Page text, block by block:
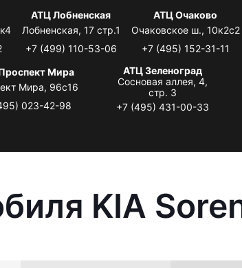
АТЦ Лобненская
Лобненская, 17 стр.1
+7 (499) 110-53-06
АТЦ Очаково
Очаковское ш., 10к2с2
+7 (495) 152-31-11
Мира
Мира, 96с16
023-42-98
АТЦ Зеленоград
Сосновая аллея, 4,
стр. 3
+7 (495) 431-00-33
KIA